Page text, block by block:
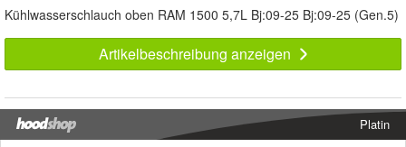
Kühlwasserschlauch oben RAM 1500 5,7L Bj:09-25 Bj:09-25 (Gen.5)
Artikelbeschreibung anzeigen
Platin